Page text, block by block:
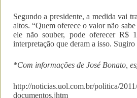
Segundo a presidente, a medida vai
altos. “Quem oferece o valor não
ele não souber, pode oferecer R$
interpretação que deram a isso.
*Com informações de José Bonato,
http://noticias.uol.com.br/politica/
documentos.jhtm